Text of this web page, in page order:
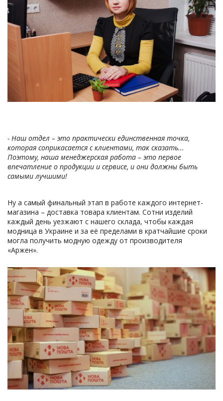
- Наш отдел – это практически единственная точка,
которая соприкасается с клиентами, так сказать...
Поэтому, наша менеджерская работа – это первое
впечатление о продукции и сервисе, и они должны быть
самыми лучшими!
Ну а самый финальный этап в работе каждого интернет-
магазина – доставка товара клиентам. Сотни изделий
каждый день уезжают с нашего склада, чтобы каждая
модница в Украине и за её пределами в кратчайшие сроки
могла получить модную одежду от производителя
«Аржен».